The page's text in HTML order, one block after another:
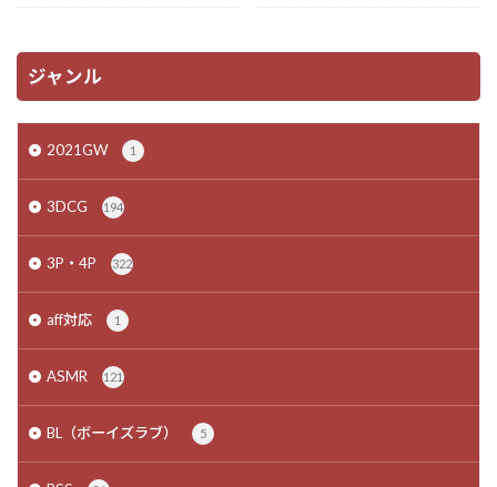
ジャンル
2021GW 1
3DCG 194
3P・4P 322
aff対応 1
ASMR 121
BL（ボーイズラブ） 5